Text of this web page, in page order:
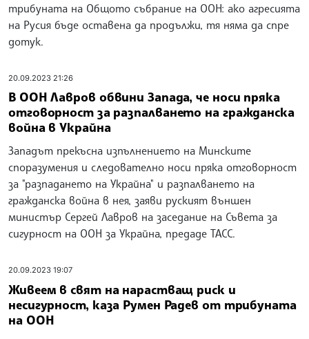
трибуната на Общото събрание на ООН: ако агресията
на Русия бъде оставена да продължи, тя няма да спре
дотук.
20.09.2023 21:26
В ООН Лавров обвини Запада, че носи пряка
отговорност за разпалването на гражданска
война в Украйна
Западът прекъсна изпълнението на Минските
споразумения и следователно носи пряка отговорност
за "разпадането на Украйна" и разпалването на
гражданска война в нея, заяви руският външен
министър Сергей Лавров на заседание на Съвета за
сигурност на ООН за Украйна, предаде ТАСС.
20.09.2023 19:07
Живеем в свят на нарастващ риск и
несигурност, каза Румен Радев от трибуната
на ООН